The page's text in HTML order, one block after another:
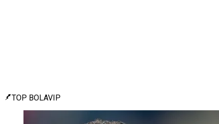
TOP BOLAVIP